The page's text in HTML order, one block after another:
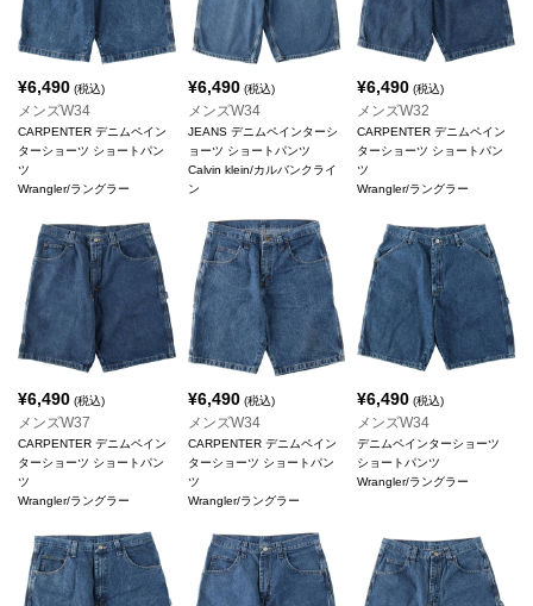
¥6,490 (税込)
メンズW34
CARPENTER デニムペイン
ターショーツ ショートパン
ツ
Wrangler/ラングラー
¥6,490(税込)
メンズW34
JEANS デニムペインターシ
ョーツ ショートパンツ
Calvin klein/カルバンクライ
ン
¥6,490 (税込)
メンズW32
CARPENTER デニムペイン
ターショーツ ショートパン
ツ
Wrangler/ラングラー
¥6,490 (税込)
メンズW37
CARPENTER デニムペイン
ターショーツ ショートパン
ツ
Wrangler/ラングラー
¥6,490(税込)
メンズW34
CARPENTER デニムペイン
ターショーツ ショートパン
ツ
Wrangler/ラングラー
¥6,490 (税込)
メンズW34
デニムペインターショーツ
ショートパンツ
Wrangler/ラングラー